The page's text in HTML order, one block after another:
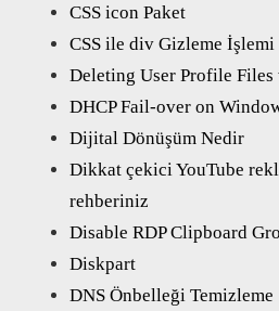
CSS icon Paket
CSS ile div Gizleme İşlemi
Deleting User Profile Files
DHCP Fail-over on
Dijital Dönüşüm Nedir
Dikkat çekici YouTube
rehberiniz
Disable RDP Clipboard
Diskpart
DNS Önbelleği Temizleme